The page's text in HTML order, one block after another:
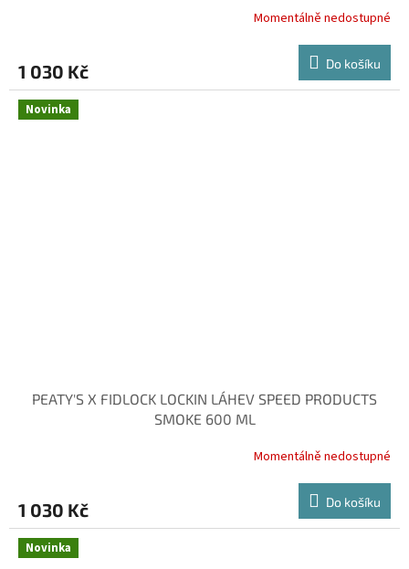
Momentálně nedostupné
1 030 Kč Do košíku
Novinka
PEATY'S X FIDLOCK LOCKIN LÁHEV SPEED PRODUCTS
SMOKE 600 ML
Momentálně nedostupné
1 030 Kč Do košíku
Novinka